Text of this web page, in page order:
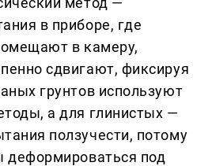
в приборе, где
в камеру,
сдвигают, фиксируя
грунтов используют
а для глинистых —
ползучести, потому
деформироваться под